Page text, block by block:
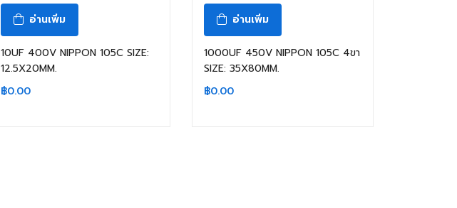
อ่านเพิ่ม
10UF 400V NIPPON 105C SIZE:
12.5X20MM.
฿0.00
อ่านเพิ่ม
1000UF 450V NIPPON 105C 4ขา
SIZE: 35X80MM.
฿0.00